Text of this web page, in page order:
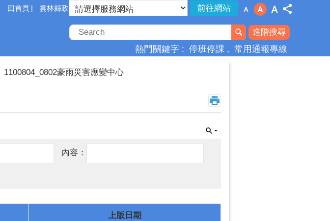
回首頁 雲林縣政府
進階搜尋
熱門關鍵字 停班停課 常用通報專線
1100804_0802豪雨災害應變中心
內容：
上版日期